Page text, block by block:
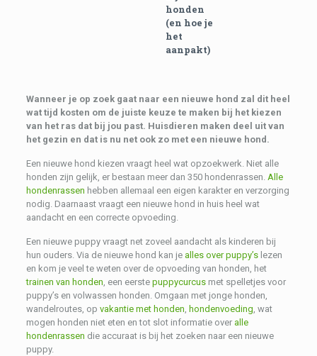
honden
(en hoe je
het
aanpakt)
Wanneer je op zoek gaat naar een nieuwe hond zal dit heel
wat tijd kosten om de juiste keuze te maken bij het kiezen
van het ras dat bij jou past. Huisdieren maken deel uit van
het gezin en dat is nu net ook zo met een nieuwe hond.
Een nieuwe hond kiezen vraagt heel wat opzoekwerk. Niet alle
honden zijn gelijk, er bestaan meer dan 350 hondenrassen. Alle
hondenrassen hebben allemaal een eigen karakter en verzorging
nodig. Daarnaast vraagt een nieuwe hond in huis heel wat
aandacht en een correcte opvoeding.
Een nieuwe puppy vraagt net zoveel aandacht als kinderen bij
hun ouders. Via de nieuwe hond kan je alles over puppy’slezen
en kom je veel te weten over de opvoeding van honden, het
trainen van honden, een eerste puppycurcusmet spelletjes voor
puppy’s en volwassen honden. Omgaan met jonge honden,
wandelroutes, op vakantie met honden, hondenvoeding, wat
mogen honden niet eten en tot slot informatie over alle
hondenrassen die accuraat is bij het zoeken naar een nieuwe
puppy.